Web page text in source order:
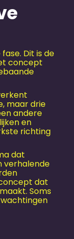
Dit is de
concept
maar drie
andere
en
richting
dat
verhalende
dat
Soms